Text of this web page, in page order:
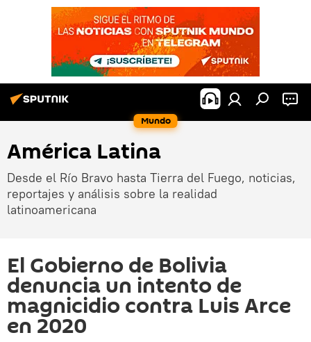
Mundo
América Latina
Desde el Río Bravo hasta Tierra del Fuego, noticias,
reportajes y análisis sobre la realidad
latinoamericana
El Gobierno de Bolivia
denuncia un intento de
magnicidio contra Luis Arce
en 2020